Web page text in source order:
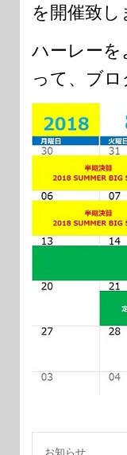
を開催致し
ハーレー
って、ブロ
お知らせ